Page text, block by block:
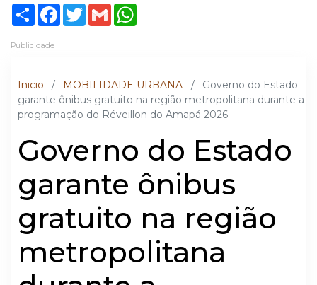
ShareFacebook
TwitterGmail
Publicidade
Inicio / MOBILIDADE URBANA /
Governo do Estado
garante ônibus gratuito na região metropolitana durante a
programação do Réveillon do Amapá 2026
Governo do Estado
garante ônibus
gratuito na região
metropolitana